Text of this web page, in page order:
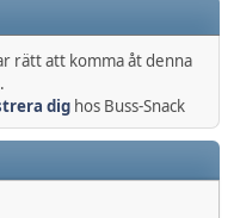
rätt att komma åt denna
dig hos Buss-Snack